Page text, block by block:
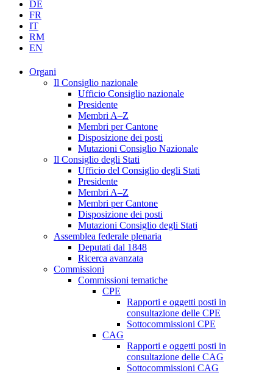
DE
FR
IT
RM
EN
Organi
Il Consiglio nazionale
Ufficio Consiglio nazionale
Presidente
Membri A–Z
Membri per Cantone
Disposizione dei posti
Mutazioni Consiglio Nazionale
Il Consiglio degli Stati
Ufficio del Consiglio degli Stati
Presidente
Membri A–Z
Membri per Cantone
Disposizione dei posti
Mutazioni Consiglio degli Stati
Assemblea federale plenaria
Deputati dal 1848
Ricerca avanzata
Commissioni
Commissioni tematiche
CPE
Rapporti e oggetti posti in
consultazione delle CPE
Sottocommissioni CPE
CAG
Rapporti e oggetti posti in
consultazione delle CAG
Sottocommissioni CAG